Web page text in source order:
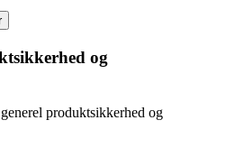
og
produktsikkerhed og